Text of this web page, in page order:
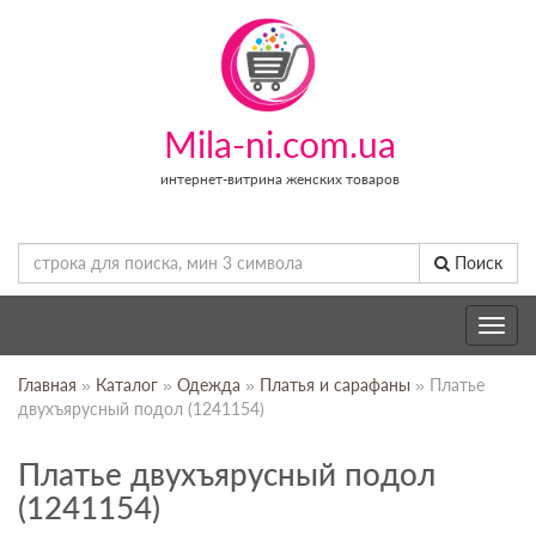
Mila-ni.com.ua
интернет-витрина женских товаров
Поиск
Toggle
Главная » Каталог » Одежда » Платья и сарафаны » Платье
двухъярусный подол (1241154)
Платье двухъярусный подол
(1241154)